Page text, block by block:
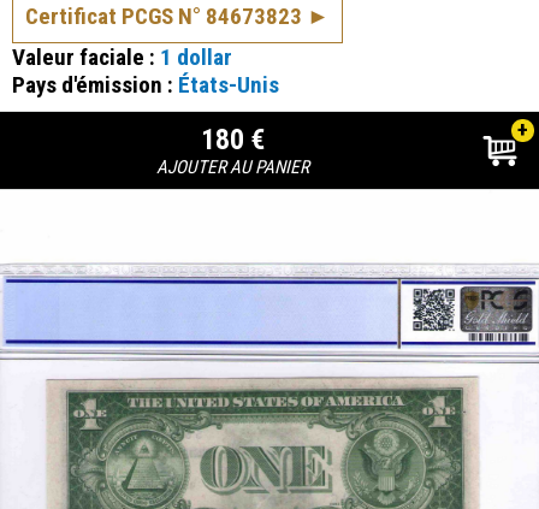
Certificat PCGS N° 84673823
Valeur faciale : 1 dollar
Pays d'émission : États-Unis
180 €
AJOUTER AU PANIER
+